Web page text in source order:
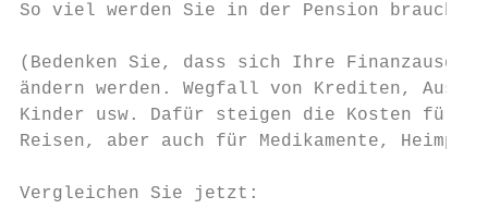
So viel werden Sie in der Pension
(Bedenken Sie, dass sich Ihre
ändern werden. Wegfall von Krediten,
Kinder usw. Dafür steigen die Kosten für
Reisen, aber auch für Medikamente,
Vergleichen Sie jetzt: